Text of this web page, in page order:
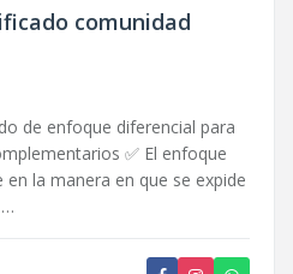
comunidad
de enfoque diferencial para
✅ El enfoque
en la manera en que se expide